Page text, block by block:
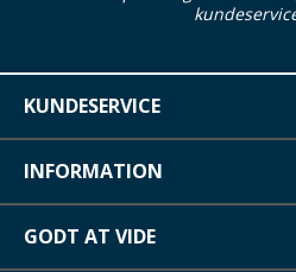
KUNDESERVICE
INFORMATION
GODT AT VIDE